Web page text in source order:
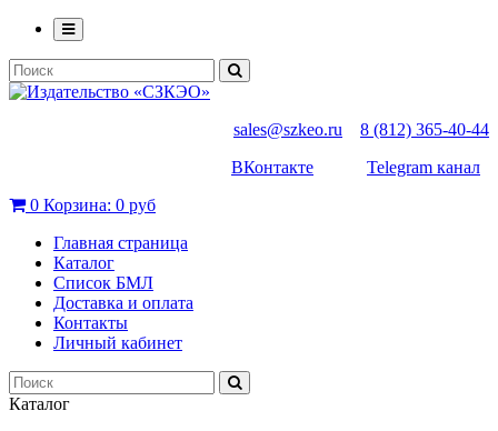
sales@szkeo.ru
8 (812) 365-40-44
ВКонтакте
Telegram канал
0 Корзина: 0 руб
Главная страница
Каталог
Список БМЛ
Доставка и оплата
Контакты
Личный кабинет
Каталог